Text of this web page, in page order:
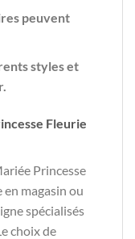
peuvent
styles et
Fleurie
Princesse
magasin ou
spécialisés
choix de